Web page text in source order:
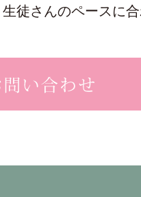
徒さんのペースに